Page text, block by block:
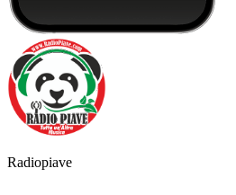
Radiopiave